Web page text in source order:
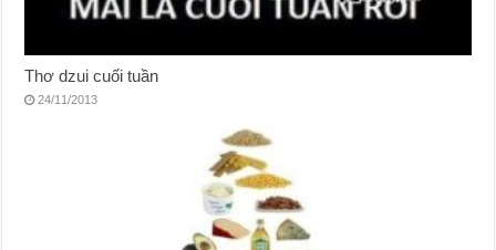
Thơ dzui cuối tuần
24/11/2013